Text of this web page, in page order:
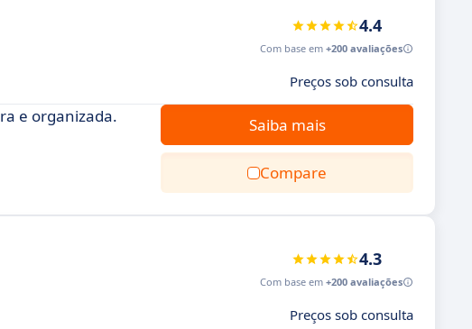
4.4
Com base em +200 avaliações
Preços sob consulta
e organizada. Saiba mais
Compare
4.3
Com base em +200 avaliações
Preços sob consulta